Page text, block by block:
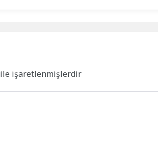
ile işaretlenmişlerdir